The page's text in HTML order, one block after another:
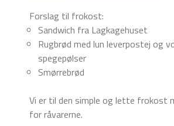
Forslag til frokost:
Sandwich fra Lagkagehuset
Rugbrød med lun leverpostej og
spegepølser
Smørrebrød
Vi er til den simple og lette frokost
for råvarerne.